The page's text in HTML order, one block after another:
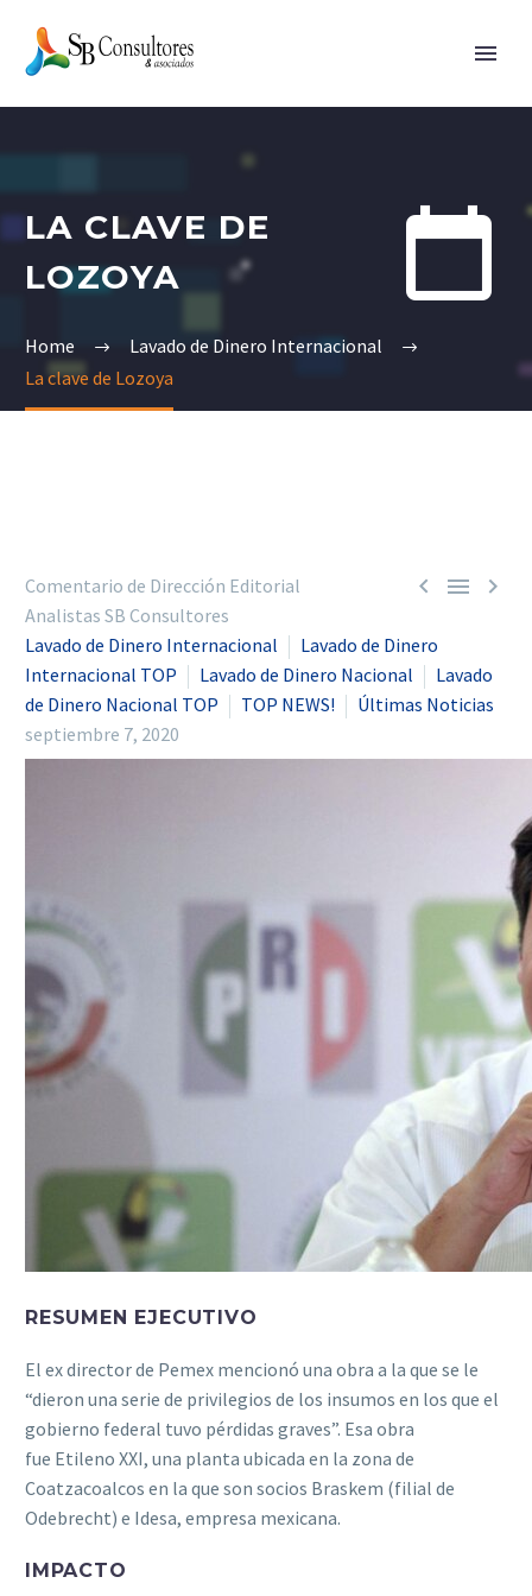


LA CLAVE DE
LOZOYA
Home
Lavado de Dinero Internacional
La clave de Lozoya
  
Comentario de Dirección Editorial
Analistas SB Consultores
Lavado de Dinero Internacional
Lavado de Dinero
Internacional TOP
Lavado de Dinero Nacional
Lavado
de Dinero Nacional TOP
TOP NEWS!
Últimas Noticias
septiembre 7, 2020
RESUMEN EJECUTIVO
El ex director de Pemex mencionó una obra a la que se le
“dieron una serie de privilegios de los insumos en los que el
gobierno federal tuvo pérdidas graves”. Esa obra
fue Etileno XXI, una planta ubicada en la zona de
Coatzacoalcos en la que son socios Braskem (filial de
Odebrecht) e Idesa, empresa mexicana.
IMPACTO